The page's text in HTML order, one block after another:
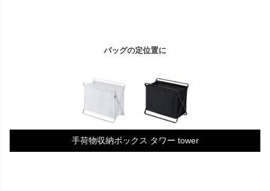
バッグの定位置に
手荷物収納ボックス タワー tower